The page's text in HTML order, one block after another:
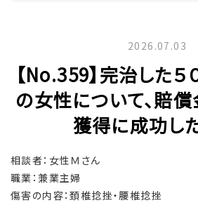
2026.07.03
【No.359】完治した
の女性について、賠
獲得に成功し
相談者：女性Ｍさん
職業：兼業主婦
傷害の内容：頚椎捻挫・腰椎捻挫